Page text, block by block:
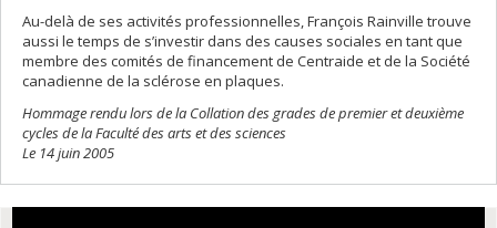
Au-delà de ses activités professionnelles, François Rainville trouve
aussi le temps de s’investir dans des causes sociales en tant que
membre des comités de financement de Centraide et de la Société
canadienne de la sclérose en plaques.
Hommage rendu lors de la Collation des grades de premier et deuxième
cycles de la Faculté des arts et des sciences
Le 14 juin 2005